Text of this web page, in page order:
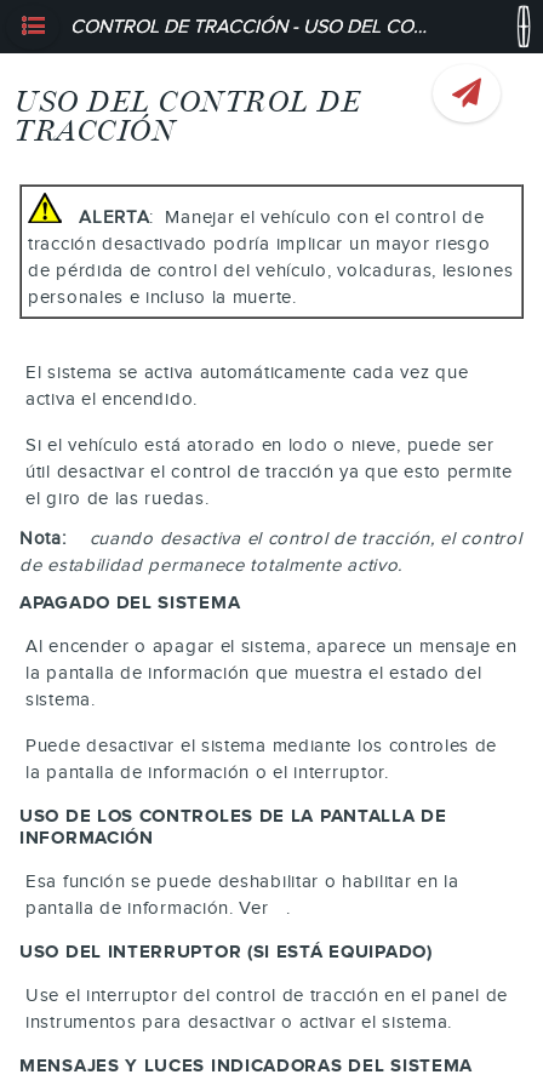
CONTROL DE TRACCIÓN - USO DEL CONTROL DE TRACCIÓN
USO DEL CONTROL DE
TRACCIÓN
ALERTA: Manejar el vehículo con el control de
tracción desactivado podría implicar un mayor riesgo
de pérdida de control del vehículo, volcaduras, lesiones
personales e incluso la muerte.
El sistema se activa automáticamente cada vez que
activa el encendido.
Si el vehículo está atorado en lodo o nieve, puede ser
útil desactivar el control de tracción ya que esto permite
el giro de las ruedas.
Nota:
cuando desactiva el control de tracción, el control
de estabilidad permanece totalmente activo.
APAGADO DEL SISTEMA
Al encender o apagar el sistema, aparece un mensaje en
la pantalla de información que muestra el estado del
sistema.
Puede desactivar el sistema mediante los controles de
la pantalla de información o el interruptor.
USO DE LOS CONTROLES DE LA PANTALLA DE
INFORMACIÓN
Esa función se puede deshabilitar o habilitar en la
pantalla de información. Ver .
USO DEL INTERRUPTOR (SI ESTÁ EQUIPADO)
Use el interruptor del control de tracción en el panel de
instrumentos para desactivar o activar el sistema.
MENSAJES Y LUCES INDICADORAS DEL SISTEMA